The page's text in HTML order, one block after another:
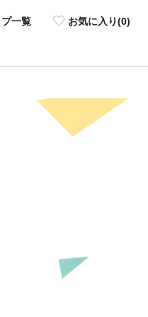
一覧 お気に入り(0)